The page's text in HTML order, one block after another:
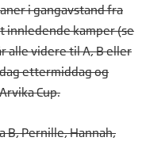
i gangavstand fra
innledende kamper (se
alle videre til A, B eller
ettermiddag og
Cup.
B, Pernille, Hannah,